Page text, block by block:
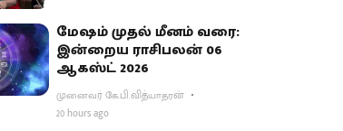
மேஷம் முதல் மீனம் வரை:
இன்றைய ராசிபலன் 06
ஆகஸ்ட் 2026
முனைவர் கே.பி.வித்யாதரன்
20 hours ago